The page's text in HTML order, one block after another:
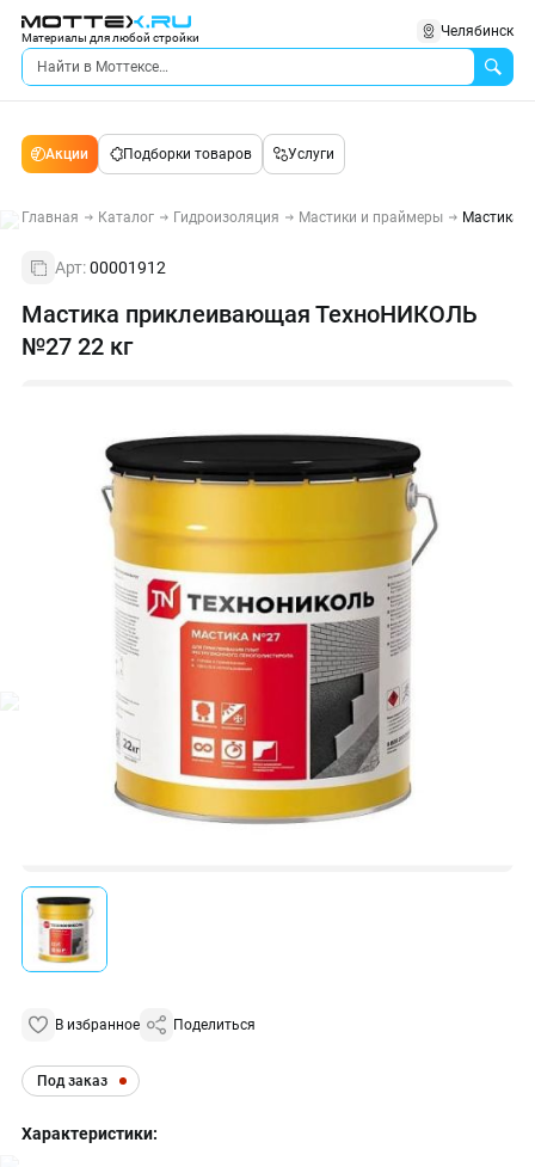
Материалы для любой стройки Челябинск
Акции Подборки товаров Услуги
Главная Каталог Гидроизоляция Мастики и праймеры Мастика
Арт:00001912
Мастика приклеивающая ТехноНИКОЛЬ
№27 22 кг
В избранное Поделиться
Под заказ
Характеристики: